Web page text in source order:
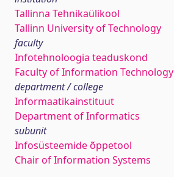
Tallinna Tehnikaülikool
Tallinn University of Technology
faculty
Infotehnoloogia teaduskond
Faculty of Information Technology
department / college
Informaatikainstituut
Department of Informatics
subunit
Infosüsteemide õppetool
Chair of Information Systems